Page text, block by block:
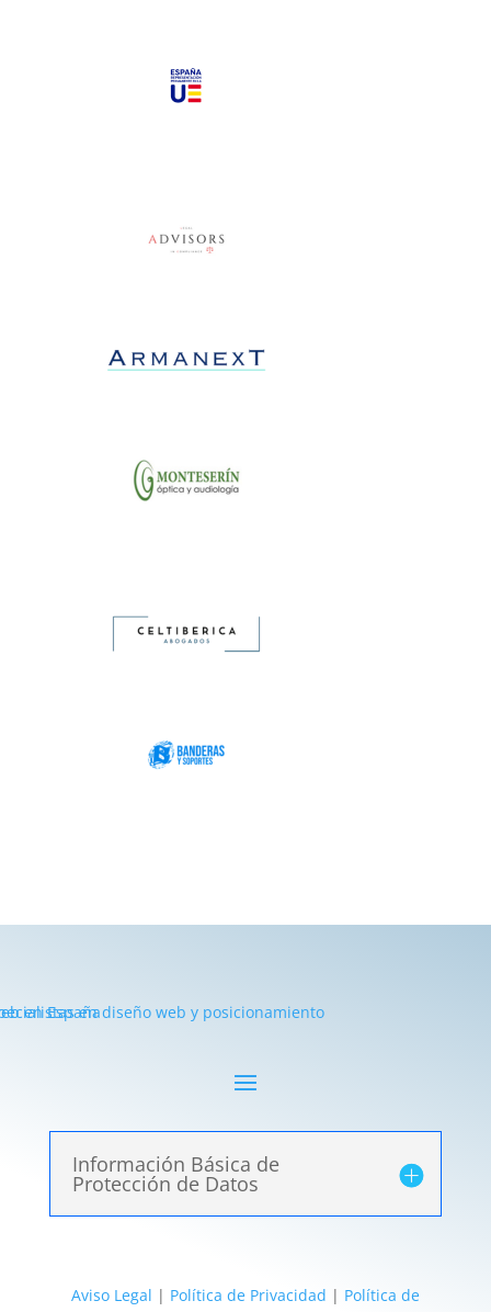
Información Básica de
Protección de Datos
Aviso Legal | Política de Privacidad | Política de